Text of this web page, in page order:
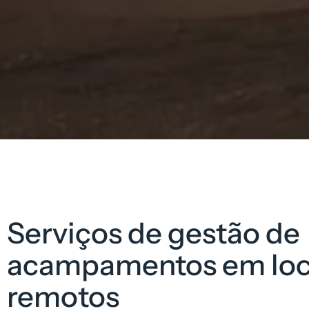
Serviços de gestão de
acampamentos em
remotos